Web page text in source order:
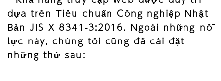
dựa trên Tiêu chuẩn Công nghiệp Nhật
Bản JIS X 8341-3:2016. Ngoài những nỗ
lực này, chúng tôi cũng đã cài đặt
những thứ sau: